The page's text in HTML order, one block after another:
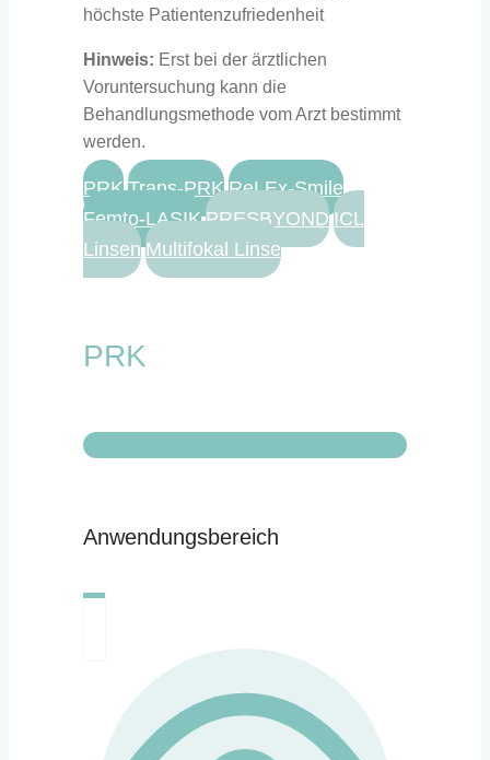
höchste Patientenzufriedenheit
Hinweis: Erst bei der ärztlichen
Voruntersuchung kann die
Behandlungsmethode vom Arzt bestimmt
werden.
PRK Trans-PRK ReLEx-Smile
Femto-LASIK PRESBYOND ICL
Linsen Multifokal Linse
PRK
Anwendungsbereich